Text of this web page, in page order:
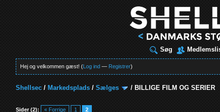
Søg
Hej og velkommen gæst! (Log ind — Registrer)
Shellsec / Markedsplads /Sælges / BILLIGE FILM OG SERIER
Sider (2): « Forrige 1 2